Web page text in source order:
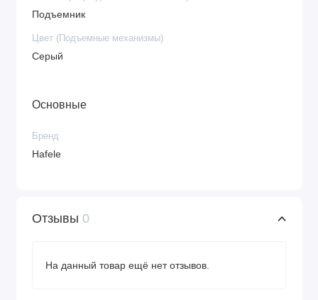
Подъемник
Цвет (Подъемные механизмы)
Серый
Основные
Бренд
Hafele
Отзывы 0
На данный товар ещё нет отзывов.